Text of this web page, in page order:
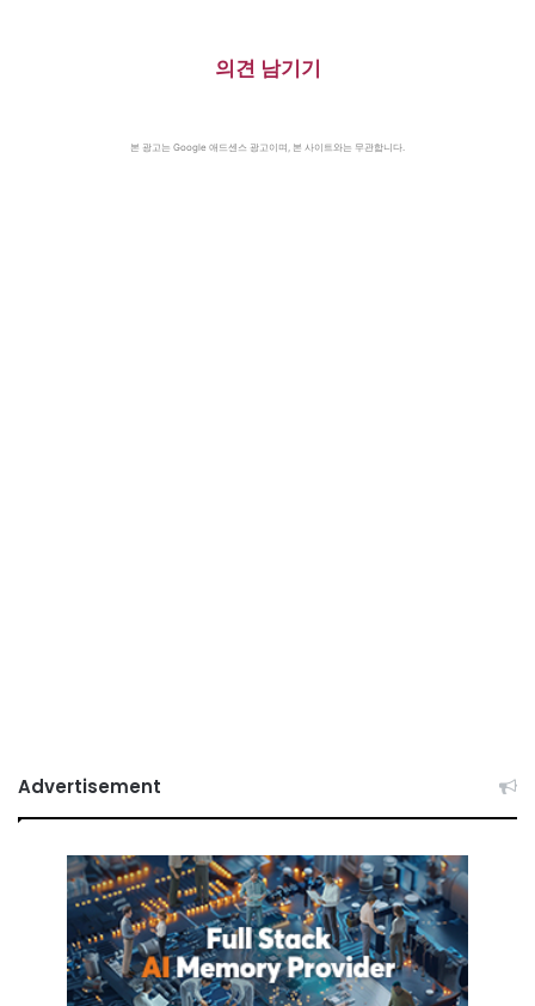
의견 남기기
본 광고는 Google 애드센스 광고이며, 본 사이트와는 무관합니다.
Advertisement